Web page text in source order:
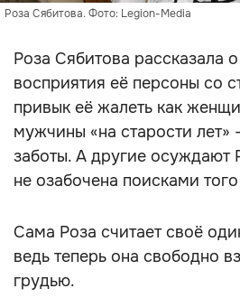
Роза Сябитова. Фото: Legion-Media
Роза Сябитова рассказала
восприятия её персоны со
привык её жалеть как
мужчины «на старости лет»
заботы. А другие осуждают
не озабочена поисками
Сама Роза считает своё
ведь теперь она свободно
грудью.